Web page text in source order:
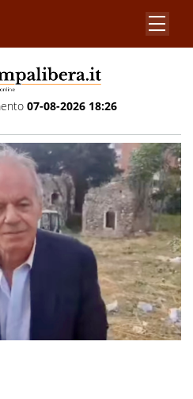
07-08-2026 18:26